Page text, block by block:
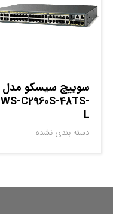
سوييچ سيسکو مدل
WS-C2960S-48TS-
L
دسته-بندی-نشده